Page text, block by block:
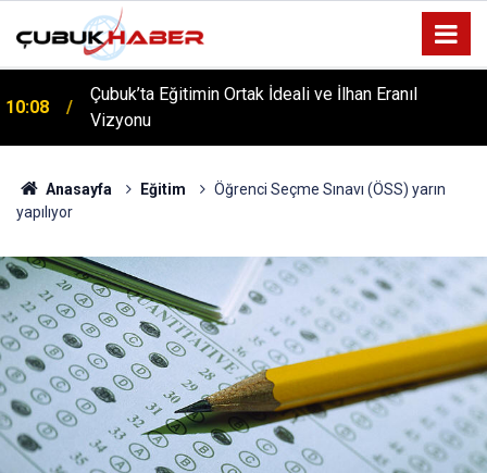
Çubuk’ta Eğitimin Ortak İdeali ve İlhan Eranıl
Vizyonu
12:06
ÇUBUK’TA ‘YAZA MERHABA’ COŞKUSU: Kursiyerler
Gönüllerince Eğlendi!
Anasayfa Eğitim
Öğrenci Seçme Sınavı (ÖSS) yarın
yapılıyor